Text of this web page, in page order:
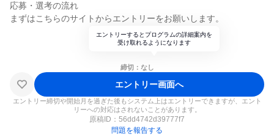
応募・選考の流れ
まずはこちらのサイトからエントリーをお願いします。
エントリーするとプログラムの詳細案内を
受け取れるようになります
締切：なし
エントリー画面へ
エントリー締切や開始月を過ぎた後もシステム上はエントリーできますが、エント
リーへの対応はされないことがあります。
原稿ID： 56dd4742d39777f7
問題を報告する